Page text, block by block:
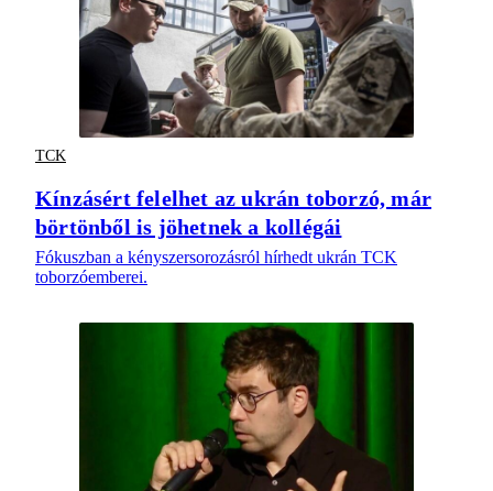
TCK
Kínzásért felelhet az ukrán toborzó, már
börtönből is jöhetnek a kollégái
Fókuszban a kényszersorozásról hírhedt ukrán TCK
toborzóemberei.